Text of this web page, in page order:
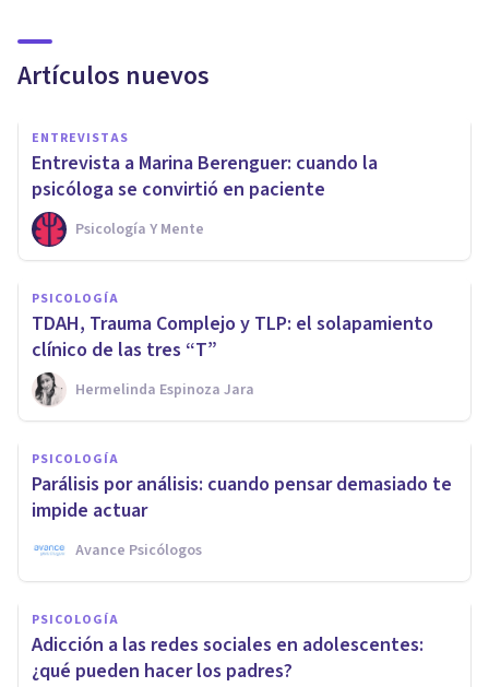
Artículos nuevos
ENTREVISTAS
Entrevista a Marina Berenguer: cuando la
psicóloga se convirtió en paciente
Psicología Y Mente
PSICOLOGÍA
TDAH, Trauma Complejo y TLP: el solapamiento
clínico de las tres “T”
Hermelinda Espinoza Jara
PSICOLOGÍA
Parálisis por análisis: cuando pensar demasiado te
impide actuar
Avance Psicólogos
PSICOLOGÍA
Adicción a las redes sociales en adolescentes:
¿qué pueden hacer los padres?